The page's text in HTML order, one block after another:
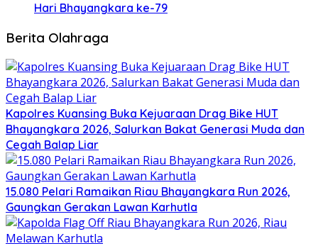
Hari Bhayangkara ke-79
Berita Olahraga
Kapolres Kuansing Buka Kejuaraan Drag Bike HUT
Bhayangkara 2026, Salurkan Bakat Generasi Muda dan
Cegah Balap Liar
15.080 Pelari Ramaikan Riau Bhayangkara Run 2026,
Gaungkan Gerakan Lawan Karhutla